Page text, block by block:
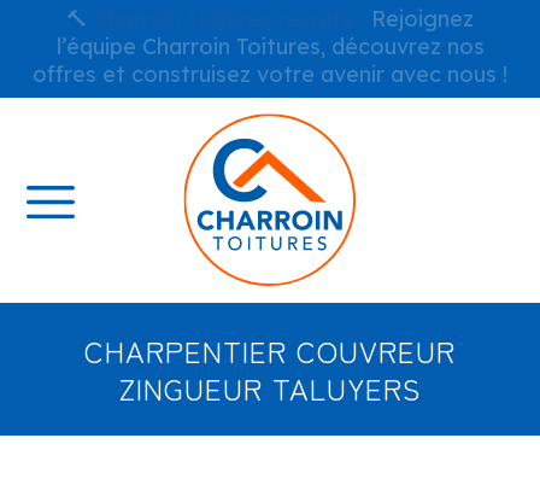
🔨
Rejoignez
l’équipe Charroin Toitures, découvrez nos
offres et construisez votre avenir avec nous !
CHARPENTIER COUVREUR
ZINGUEUR TALUYERS